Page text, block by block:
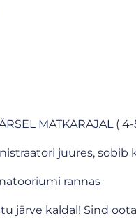
MATKARAJAL (
juures, sobib
rannas
järve kaldal! Sind